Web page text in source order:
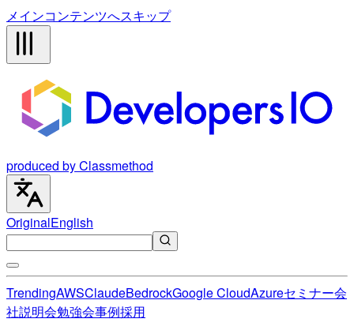
メインコンテンツへスキップ
produced by Classmethod
OriginalEnglish
TrendingAWSClaudeBedrockGoogle CloudAzureセミナー会
社説明会勉強会事例採用